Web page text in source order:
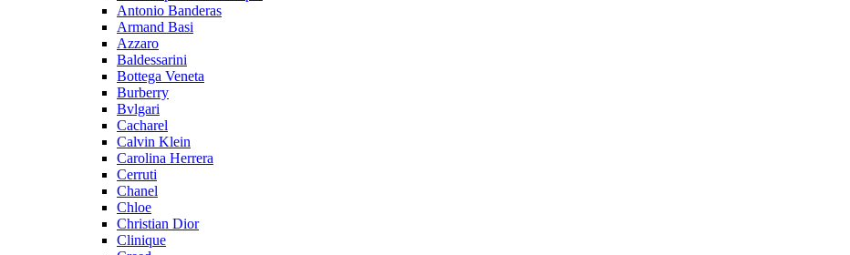
Antonio Banderas
Armand Basi
Azzaro
Baldessarini
Bottega Veneta
Burberry
Bvlgari
Cacharel
Calvin Klein
Carolina Herrera
Cerruti
Chanel
Chloe
Christian Dior
Clinique